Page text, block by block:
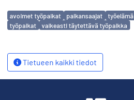
Avainsanat
avoimet työpaikat palkansaajat työelämä
työpaikat
vaikeasti täytettävä työpaikka
Tietueen kaikki tiedot